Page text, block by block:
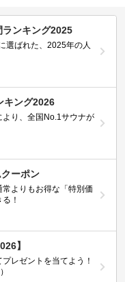
ンキング2025
選ばれた、2025年の人
キング2026
り、全国No.1サウナが
ーポン
よりもお得な「特別価
！
】
レゼントを当てよう！